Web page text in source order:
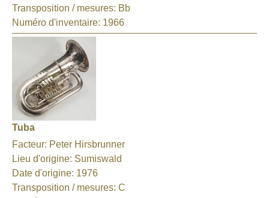
Transposition / mesures: Bb
Numéro d'inventaire: 1966
Tuba
Facteur: Peter Hirsbrunner
Lieu d'origine: Sumiswald
Date d'origine: 1976
Transposition / mesures: C